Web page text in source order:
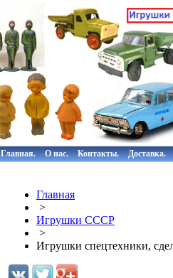
Главная. О нас. Контакты. Доставка.
Главная
>
Игрушки СССР
>
Игрушки спецтехники,